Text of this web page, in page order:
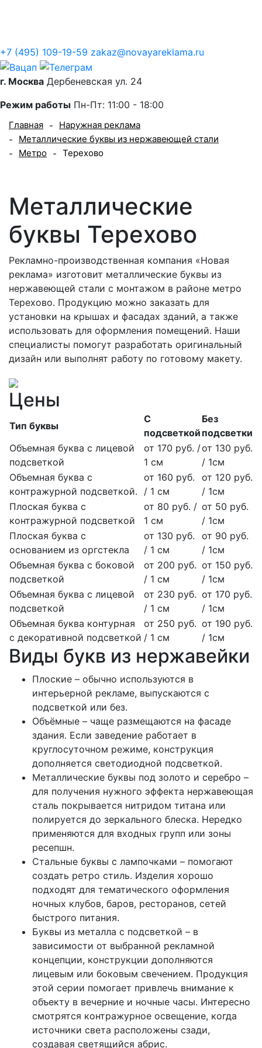
+7 (495) 109-19-59 zakaz@novayareklama.ru
г. Москва Дербеневская ул. 24
Режим работы Пн-Пт: 11:00 - 18:00
Главная -
Наружная реклама
-
Металлические буквы из нержавеющей стали
-
Метро - Терехово
Металлические
буквы Терехово
Рекламно-производственная компания «Новая
реклама» изготовит металлические буквы из
нержавеющей стали с монтажом в районе метро
Терехово. Продукцию можно заказать для
установки на крышах и фасадах зданий, а также
использовать для оформления помещений. Наши
специалисты помогут разработать оригинальный
дизайн или выполнят работу по готовому макету.
Цены
Тип буквы
С
подсветкой
Без
подсветки
Объемная буква с лицевой
подсветкой
от 170 руб. /
1 см
от 130 руб.
/ 1см
Объемная буква с
контражурной подсветкой.
от 160 руб.
/ 1 см
от 120 руб.
/ 1см
Плоская буква с
контражурной подсветкой
от 80 руб. /
1 см
от 50 руб.
/ 1см
Плоская буква с
основанием из оргстекла
от 130 руб.
/ 1 см
от 90 руб.
/ 1см
Объемная буква с боковой
подсветкой
от 200 руб.
/ 1 см
от 150 руб.
/ 1см
Объемная буква с лицевой
подсветкой
от 230 руб.
/ 1 см
от 170 руб.
/ 1см
Объемная буква контурная
с декоративной подсветкой
от 250 руб.
/ 1 см
от 190 руб.
/ 1см
Виды букв из нержавейки
Плоские – обычно используются в
интерьерной рекламе, выпускаются с
подсветкой или без.
Объёмные – чаще размещаются на фасаде
здания. Если заведение работает в
круглосуточном режиме, конструкция
дополняется светодиодной подсветкой.
Металлические буквы под золото и серебро –
для получения нужного эффекта нержавеющая
сталь покрывается нитридом титана или
полируется до зеркального блеска. Нередко
применяются для входных групп или зоны
ресепшн.
Стальные буквы с лампочками – помогают
создать ретро стиль. Изделия хорошо
подходят для тематического оформления
ночных клубов, баров, ресторанов, сетей
быстрого питания.
Буквы из металла с подсветкой – в
зависимости от выбранной рекламной
концепции, конструкции дополняются
лицевым или боковым свечением. Продукция
этой серии помогает привлечь внимание к
объекту в вечерние и ночные часы. Интересно
смотрятся контражурное освещение, когда
источники света расположены сзади,
создавая светящийся абрис.